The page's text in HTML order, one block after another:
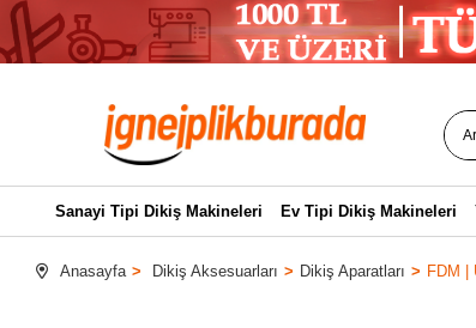
Sanayi Tipi Dikiş Makineleri Ev Tipi Dikiş Makineleri
Anasayfa Dikiş Aksesuarları Dikiş Aparatları FDM |